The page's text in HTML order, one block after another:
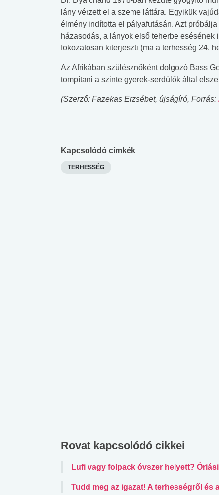
lány vérzett el a szeme láttára. Egyikük
élmény indította el pályafutásán. Azt
házasodás, a lányok első teherbe
fokozatosan kiterjeszti (ma a terhesség 24.
Az Afrikában szülésznőként dolgozó Bass
tompítani a szinte gyerek-serdülők által
(Szerző: Fazekas Erzsébet, újságíró, Forrás:
Kapcsolódó címkék
TERHESSÉG
Rovat kapcsolódó cikkei
Lufi vagy folpack óvszer helyett?
Tudd meg az igazat! A terhességről és
#Zöldövezet
Mekkora az ökológiai
#Betegségek
Elsősegély